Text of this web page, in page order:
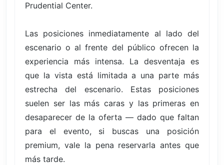
Prudential Center.
Las posiciones inmediatamente al lado del
escenario o al frente del público ofrecen la
experiencia más intensa. La desventaja es
que la vista está limitada a una parte más
estrecha del escenario. Estas posiciones
suelen ser las más caras y las primeras en
desaparecer de la oferta — dado que faltan
para el evento, si buscas una posición
premium, vale la pena reservarla antes que
más tarde.